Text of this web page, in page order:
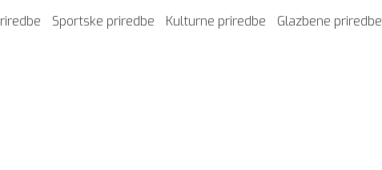
Sportske priredbe Kulturne priredbe Glazbene priredbe